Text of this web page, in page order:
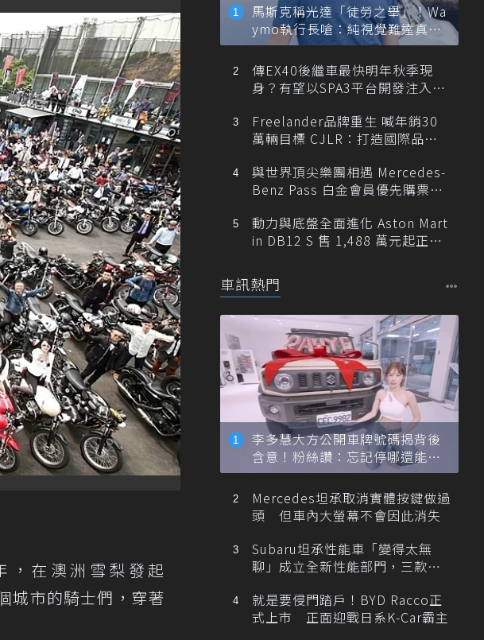
，在澳洲雪梨發起
城市的騎士們，穿著
馬斯克稱光達「徒勞之舉」！Wa
ymo執行長嗆：純視覺難達真正
自動駕駛
傳EX40後繼車最快明年秋季現
身？有望以SPA3平台開發注入80
Freelander品牌重生 喊年銷30
萬輛目標 CJLR：打造國際品牌
與世界頂尖樂團相遇 Mercedes-
Benz Pass 白金會員優先購票維
動力與底盤全面進化 Aston Mart
in DB12 S 售 1,488 萬元起正式
車訊熱門
李多慧大方公開車牌號碼揭背後
含意！粉絲讚：忘記停哪還能幫
忙找車
Mercedes坦承取消實體按鍵做過
頭 但車內大螢幕不會因此消失
Subaru坦承性能車「變得太無
聊」成立全新性能部門，三款手
就是要侵門踏戶！BYD Racco正
式上市 正面迎戰日系K-Car霸主